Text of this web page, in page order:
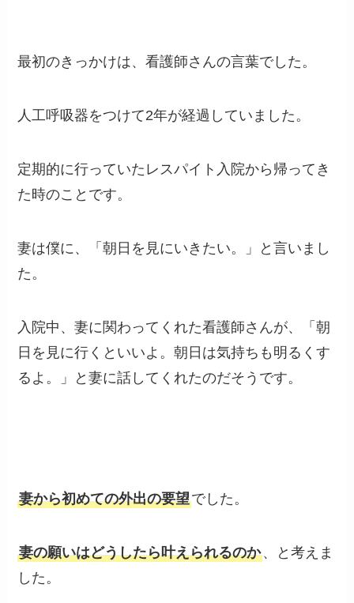
最初のきっかけは、看護師さんの言葉でした。
人工呼吸器をつけて2年が経過していました。
定期的に行っていたレスパイト入院から帰ってき
た時のことです。
妻は僕に、「朝日を見にいきたい。」と言いまし
た。
入院中、妻に関わってくれた看護師さんが、「朝
日を見に行くといいよ。朝日は気持ちも明るくす
るよ。」と妻に話してくれたのだそうです。
妻から初めての外出の要望でした。
妻の願いはどうしたら叶えられるのか、と考えま
した。